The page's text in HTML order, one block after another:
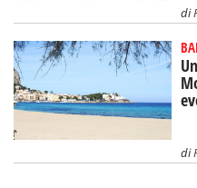
di
di